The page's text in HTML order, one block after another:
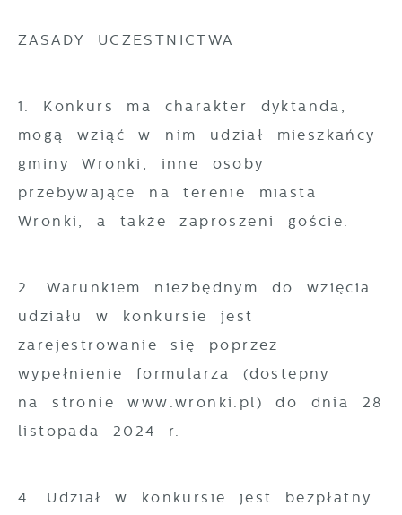
ZASADY UCZESTNICTWA
1. Konkurs ma charakter dyktanda,
mogą wziąć w nim udział mieszkańcy
gminy Wronki, inne osoby
przebywające na terenie miasta
Wronki, a także zaproszeni goście.
2. Warunkiem niezbędnym do wzięcia
udziału w konkursie jest
zarejestrowanie się poprzez
wypełnienie formularza (dostępny
na stronie www.wronki.pl) do dnia 28
listopada 2024 r.
4. Udział w konkursie jest bezpłatny.